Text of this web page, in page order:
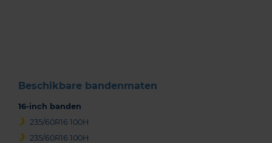
Beschikbare bandenmaten
16-inch banden
235/60R16 100H
235/60R16 100H